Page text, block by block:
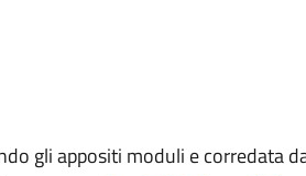
gli appositi moduli e corredata